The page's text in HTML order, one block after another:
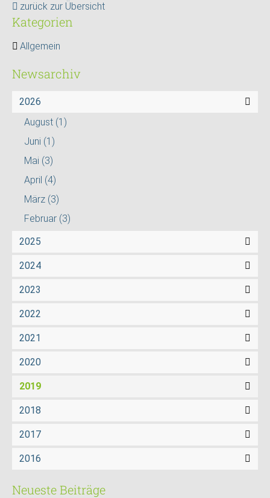
zurück zur Übersicht
Kategorien
Allgemein
Newsarchiv
2026
August (1)
Juni (1)
Mai (3)
April (4)
März (3)
Februar (3)
2025
2024
2023
2022
2021
2020
2019
2018
2017
2016
Neueste Beiträge